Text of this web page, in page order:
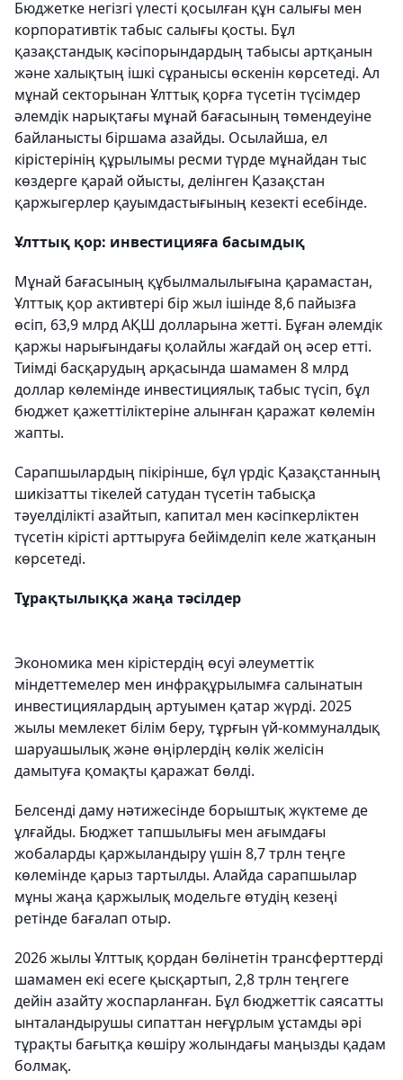
Бюджетке негізгі үлесті қосылған құн салығы мен
корпоративтік табыс салығы қосты. Бұл
қазақстандық кәсіпорындардың табысы артқанын
және халықтың ішкі сұранысы өскенін көрсетеді. Ал
мұнай секторынан Ұлттық қорға түсетін түсімдер
әлемдік нарықтағы мұнай бағасының төмендеуіне
байланысты біршама азайды. Осылайша, ел
кірістерінің құрылымы ресми түрде мұнайдан тыс
көздерге қарай ойысты, делінген Қазақстан
қаржыгерлер қауымдастығының кезекті есебінде.
Ұлттық қор: инвестицияға басымдық
Мұнай бағасының құбылмалылығына қарамастан,
Ұлттық қор активтері бір жыл ішінде 8,6 пайызға
өсіп, 63,9 млрд АҚШ долларына жетті. Бұған әлемдік
қаржы нарығындағы қолайлы жағдай оң әсер етті.
Тиімді басқарудың арқасында шамамен 8 млрд
доллар көлемінде инвестициялық табыс түсіп, бұл
бюджет қажеттіліктеріне алынған қаражат көлемін
жапты.
Сарапшылардың пікірінше, бұл үрдіс Қазақстанның
шикізатты тікелей сатудан түсетін табысқа
тәуелділікті азайтып, капитал мен кәсіпкерліктен
түсетін кірісті арттыруға бейімделіп келе жатқанын
көрсетеді.
Тұрақтылыққа жаңа тәсілдер
Экономика мен кірістердің өсуі әлеуметтік
міндеттемелер мен инфрақұрылымға салынатын
инвестициялардың артуымен қатар жүрді. 2025
жылы мемлекет білім беру, тұрғын үй-коммуналдық
шаруашылық және өңірлердің көлік желісін
дамытуға қомақты қаражат бөлді.
Белсенді даму нәтижесінде борыштық жүктеме де
ұлғайды. Бюджет тапшылығы мен ағымдағы
жобаларды қаржыландыру үшін 8,7 трлн теңге
көлемінде қарыз тартылды. Алайда сарапшылар
мұны жаңа қаржылық модельге өтудің кезеңі
ретінде бағалап отыр.
2026 жылы Ұлттық қордан бөлінетін трансферттерді
шамамен екі есеге қысқартып, 2,8 трлн теңгеге
дейін азайту жоспарланған. Бұл бюджеттік саясатты
ынталандырушы сипаттан неғұрлым ұстамды әрі
тұрақты бағытқа көшіру жолындағы маңызды қадам
болмақ.